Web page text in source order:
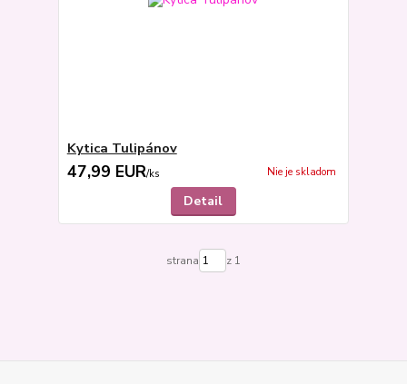
Kytica Tulipánov
47,99 EUR/ks Nie je skladom
Detail
strana z 1